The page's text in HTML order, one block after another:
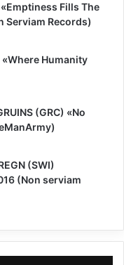
«Emptiness Fills The
Serviam Records)
«Where Humanity
(GRC) «No
(SWI)
(Non serviam